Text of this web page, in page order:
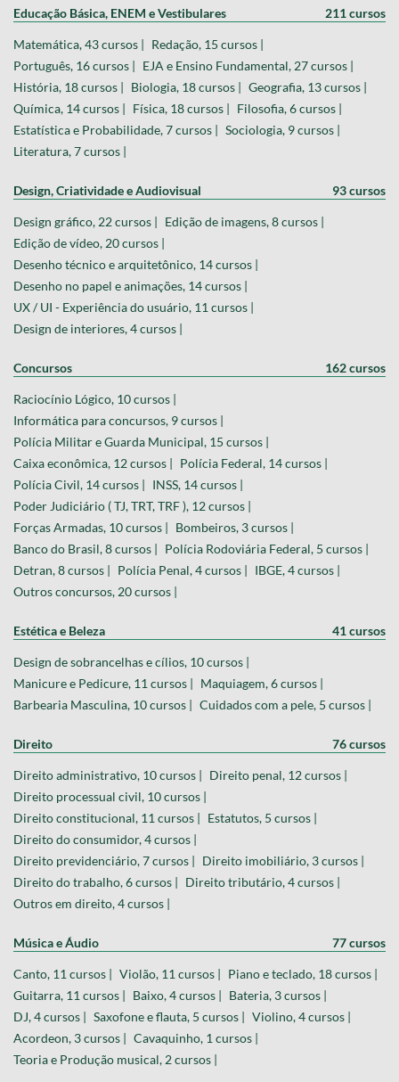
Educação Básica, ENEM e Vestibulares 211 cursos
Matemática, 43 cursos | Redação, 15 cursos |
Português, 16 cursos | EJA e Ensino Fundamental, 27 cursos |
História, 18 cursos | Biologia, 18 cursos | Geografia, 13 cursos |
Química, 14 cursos | Física, 18 cursos | Filosofia, 6 cursos |
Estatística e Probabilidade, 7 cursos | Sociologia, 9 cursos |
Literatura, 7 cursos |
Design, Criatividade e Audiovisual 93 cursos
Design gráfico, 22 cursos | Edição de imagens, 8 cursos |
Edição de vídeo, 20 cursos |
Desenho técnico e arquitetônico, 14 cursos |
Desenho no papel e animações, 14 cursos |
UX / UI - Experiência do usuário, 11 cursos |
Design de interiores, 4 cursos |
Concursos 162 cursos
Raciocínio Lógico, 10 cursos |
Informática para concursos, 9 cursos |
Polícia Militar e Guarda Municipal, 15 cursos |
Caixa econômica, 12 cursos | Polícia Federal, 14 cursos |
Polícia Civil, 14 cursos | INSS, 14 cursos |
Poder Judiciário ( TJ, TRT, TRF ), 12 cursos |
Forças Armadas, 10 cursos | Bombeiros, 3 cursos |
Banco do Brasil, 8 cursos | Polícia Rodoviária Federal, 5 cursos |
Detran, 8 cursos | Polícia Penal, 4 cursos | IBGE, 4 cursos |
Outros concursos, 20 cursos |
Estética e Beleza 41 cursos
Design de sobrancelhas e cílios, 10 cursos |
Manicure e Pedicure, 11 cursos | Maquiagem, 6 cursos |
Barbearia Masculina, 10 cursos | Cuidados com a pele, 5 cursos |
Direito 76 cursos
Direito administrativo, 10 cursos | Direito penal, 12 cursos |
Direito processual civil, 10 cursos |
Direito constitucional, 11 cursos | Estatutos, 5 cursos |
Direito do consumidor, 4 cursos |
Direito previdenciário, 7 cursos | Direito imobiliário, 3 cursos |
Direito do trabalho, 6 cursos | Direito tributário, 4 cursos |
Outros em direito, 4 cursos |
Música e Áudio 77 cursos
Canto, 11 cursos | Violão, 11 cursos | Piano e teclado, 18 cursos |
Guitarra, 11 cursos | Baixo, 4 cursos | Bateria, 3 cursos |
DJ, 4 cursos | Saxofone e flauta, 5 cursos | Violino, 4 cursos |
Acordeon, 3 cursos | Cavaquinho, 1 cursos |
Teoria e Produção musical, 2 cursos |